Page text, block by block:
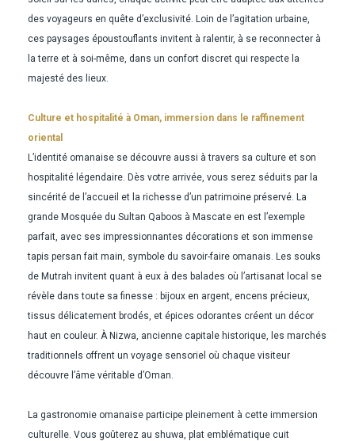
des voyageurs en quête d’exclusivité. Loin de l’agitation urbaine,
ces paysages époustouflants invitent à ralentir, à se reconnecter à
la terre et à soi-même, dans un confort discret qui respecte la
majesté des lieux.
Culture et hospitalité à Oman, immersion dans le raffinement
oriental
L’identité omanaise se découvre aussi à travers sa culture et son
hospitalité légendaire. Dès votre arrivée, vous serez séduits par la
sincérité de l’accueil et la richesse d’un patrimoine préservé. La
grande Mosquée du Sultan Qaboos à Mascate en est l’exemple
parfait, avec ses impressionnantes décorations et son immense
tapis persan fait main, symbole du savoir-faire omanais. Les souks
de Mutrah invitent quant à eux à des balades où l’artisanat local se
révèle dans toute sa finesse : bijoux en argent, encens précieux,
tissus délicatement brodés, et épices odorantes créent un décor
haut en couleur. À Nizwa, ancienne capitale historique, les marchés
traditionnels offrent un voyage sensoriel où chaque visiteur
découvre l’âme véritable d’Oman.
La gastronomie omanaise participe pleinement à cette immersion
culturelle. Vous goûterez au shuwa, plat emblématique cuit